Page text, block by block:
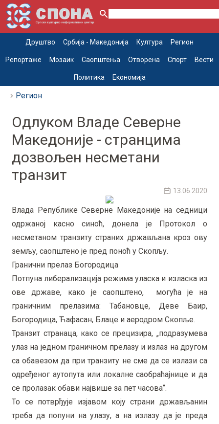
Друштво Србија - Македонија Култура Регион
Репортаже Мозаик Саопштења Отворена Спорт Вести
Политика Економија
Регион
Одлуком Владе Северне
Македоније - странцима
дозвољен несметани
транзит
13.06.2020
Влада Републике Северне Македоније на седници
одржаној касно синоћ, донела је Протокол о
несметаном транзиту страних држављана кроз ову
земљу, саопштено је пред поноћ у Скопљу.
Гранични прелаз Богородица
Потпуна либерализација режима уласка и изласка из
ове државе, како је саопштено, могућа је на
граничним прелазима: Табановце, Деве Баир,
Богородица, Ћафасан, Блаце и аеродром Скопље.
Транзит странаца, како се прецизира, „подразумева
улаз на једном граничном прелазу и излаз на другом
са обавезом да при транзиту не сме да се излази са
одређеног аутопута или локалне саобраћајнице и да
се пролазак обави највише за пет часова“.
То се потврђује изјавом коју страни држављанин
треба да попуни на улазу, а на излазу да је преда